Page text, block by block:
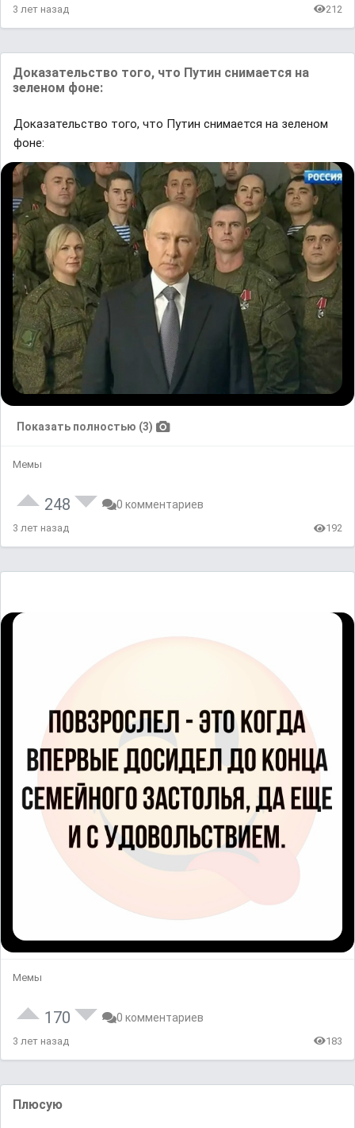
3 лет назад 212
Доказательство того, что Путин снимается на
зеленом фоне:
Доказательство того, что Путин снимается на зеленом
фоне:
Показать полностью (3)
Мемы
248 0 комментариев
3 лет назад 192
Мемы
170 0 комментариев
3 лет назад 183
Плюсую